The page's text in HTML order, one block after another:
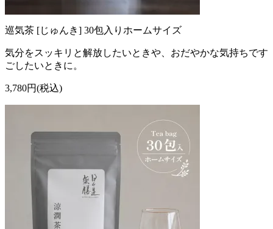
巡気茶 [じゅんき] 30包入りホームサイズ
気分をスッキリと解放したいときや、おだやかな気持ちです
ごしたいときに。
3,780円(税込)